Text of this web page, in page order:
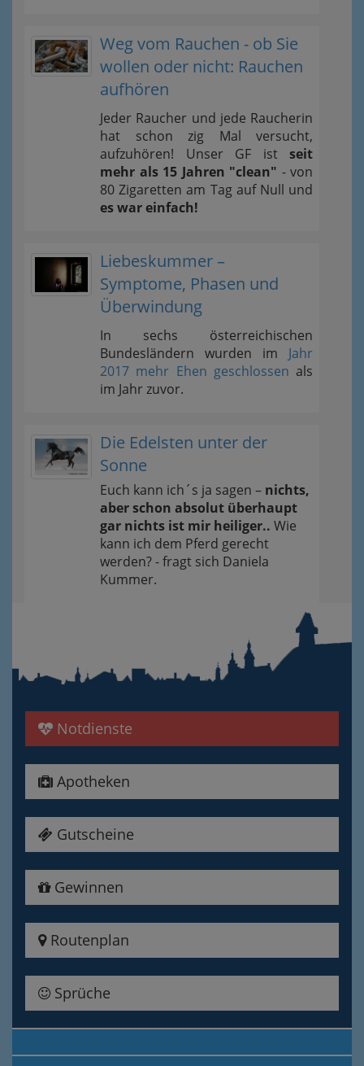
Weg vom Rauchen - ob Sie
wollen oder nicht: Rauchen
aufhören
Jeder Raucher und jede Raucherin
hat schon zig Mal versucht,
aufzuhören! Unser GF ist seit
mehr als 15 Jahren "clean" - von
80 Zigaretten am Tag auf Null und
es war einfach!
Liebeskummer –
Symptome, Phasen und
Überwindung
In sechs österreichischen
Bundesländern wurden im Jahr
2017 mehr Ehen geschlossen als
im Jahr zuvor.
Die Edelsten unter der
Sonne
Euch kann ich´s ja sagen – nichts,
aber schon absolut überhaupt
gar nichts ist mir heiliger.. Wie
kann ich dem Pferd gerecht
werden? - fragt sich Daniela
Kummer.
Notdienste
Apotheken
Gutscheine
Gewinnen
Routenplan
Sprüche